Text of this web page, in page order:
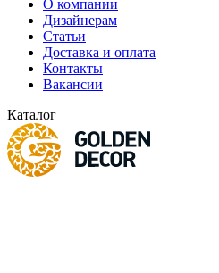
О компании
Дизайнерам
Статьи
Доставка и оплата
Контакты
Вакансии
Каталог